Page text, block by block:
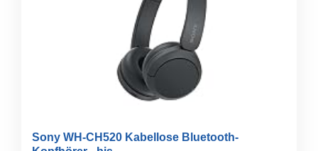
Sony WH-CH520 Kabellose Bluetooth-